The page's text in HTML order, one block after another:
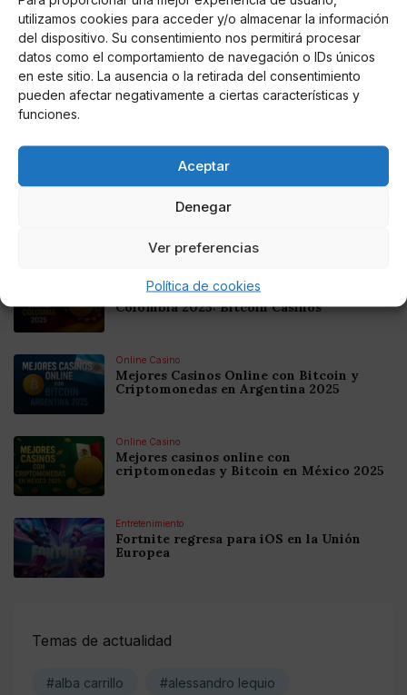
utilizamos cookies para acceder y/o almacenar la información
del dispositivo. Su consentimiento nos permitirá procesar
datos como el comportamiento de navegación o IDs únicos
en este sitio. La ausencia o la retirada del consentimiento
pueden afectar negativamente a ciertas características y
funciones.
Aceptar
Denegar
Ver preferencias
Política de cookies
Belén Esteban muy preocupada revela que
Padilla
La colaboradora de Sálvame dice que Paz le habla de
Antonio como si estuviera presente
Noticias relacionadas
Mejores Cripto Casinos Online en
Colombia 2025: Bitcoin Casinos
Online Casino
Mejores Casinos Online con Bitcoin y
Criptomonedas en Argentina 2025
Online Casino
Mejores casinos online con
criptomonedas y Bitcoin en México 2025
Entretenimiento
Fortnite regresa para iOS en la Unión
Europea
Temas de actualidad
#alba carrillo #alessandro lequio